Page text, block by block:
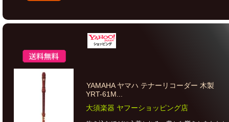
YAMAHA ヤマハ テナーリコーダー 木製
YRT-61M...
大須楽器 ヤフーショッピング店